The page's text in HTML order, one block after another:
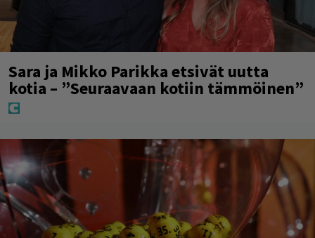
Sara ja Mikko Parikka etsivät uutta
kotia – ”Seuraavaan kotiin tämmöinen”